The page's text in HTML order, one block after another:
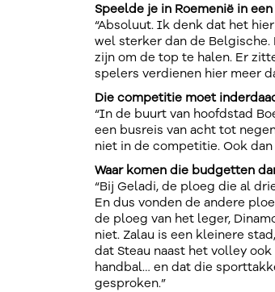
Speelde je in Roemenië in
“Absoluut. Ik denk dat het
wel sterker dan de Belgische.
zijn om de top te halen. Er
spelers verdienen hier meer
Die competitie moet
“In de buurt van hoofdstad
een busreis van acht tot
niet in de competitie. Ook
Waar komen die budgetten
“Bij Geladi, de ploeg die al
En dus vonden de andere
de ploeg van het leger,
niet. Zalau is een kleinere
dat Steau naast het volley
handbal… en dat die
gesproken.”